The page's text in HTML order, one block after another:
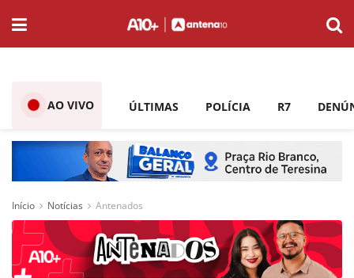
AO VIVO ÚLTIMAS POLÍCIA R7
Início Notícias Antenados